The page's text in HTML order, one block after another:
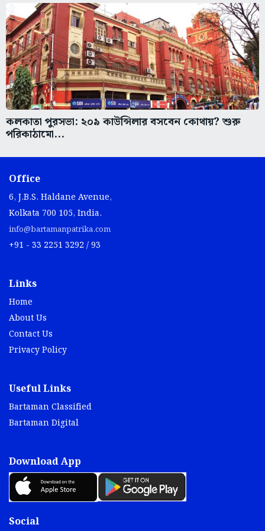
কলকাতা পুরসভা: ২০৯ কাউন্সিলার বসবেন কোথায়? শুরু
পরিকাঠামো...
Office
6, J.B.S. Haldane Avenue,
Kolkata 700 105, India.
info@bartamanpatrika.com
+91 - 33 2251 3292 / 93
Links
Home
About Us
Contact Us
Privacy Policy
Useful Links
Bartaman Classified
Bartaman Digital
Download App
Social